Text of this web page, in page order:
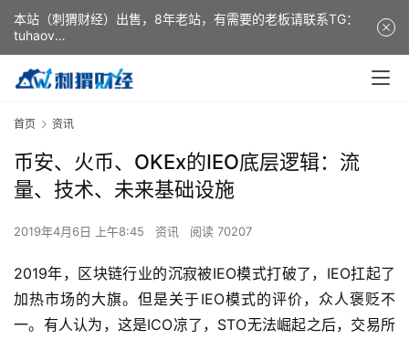
首页 资讯
币安、火币、OKEx的IEO底层逻辑：流
量、技术、未来基础设施
2019年4月6日 上午8:45 资讯 阅读 70207
2019年，区块链行业的沉寂被IEO模式打破了，IEO扛起了
加热市场的大旗。但是关于IEO模式的评价，众人褒贬不
一。有人认为，这是ICO凉了，STO无法崛起之后，交易所
本站（刺猬财经）出售，8年老站，有需要的老板请联系TG：
tuhaov
This website (ciweicaijing) is for sale. It is a 8-year-old
website. If you need it, please contact TG: tuhaov